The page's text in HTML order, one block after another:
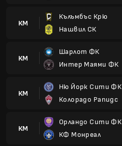
КМ
Кълъмбъс Крю
Нашвил СК
КМ
Шарлот ФК
Интер Маями ФК
КМ
Ню Йорк Сити ФК
Колорадо Рапидс
КМ
Орландо Сити ФК
КФ Монреал